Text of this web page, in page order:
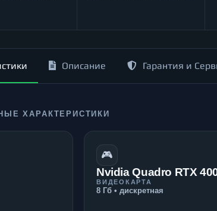
Описание Гарантия и
ХАРАКТЕРИСТИКИ
🎮
Nvidia Quadro RTX
ВИДЕОКАРТА
8 Гб • дискретная